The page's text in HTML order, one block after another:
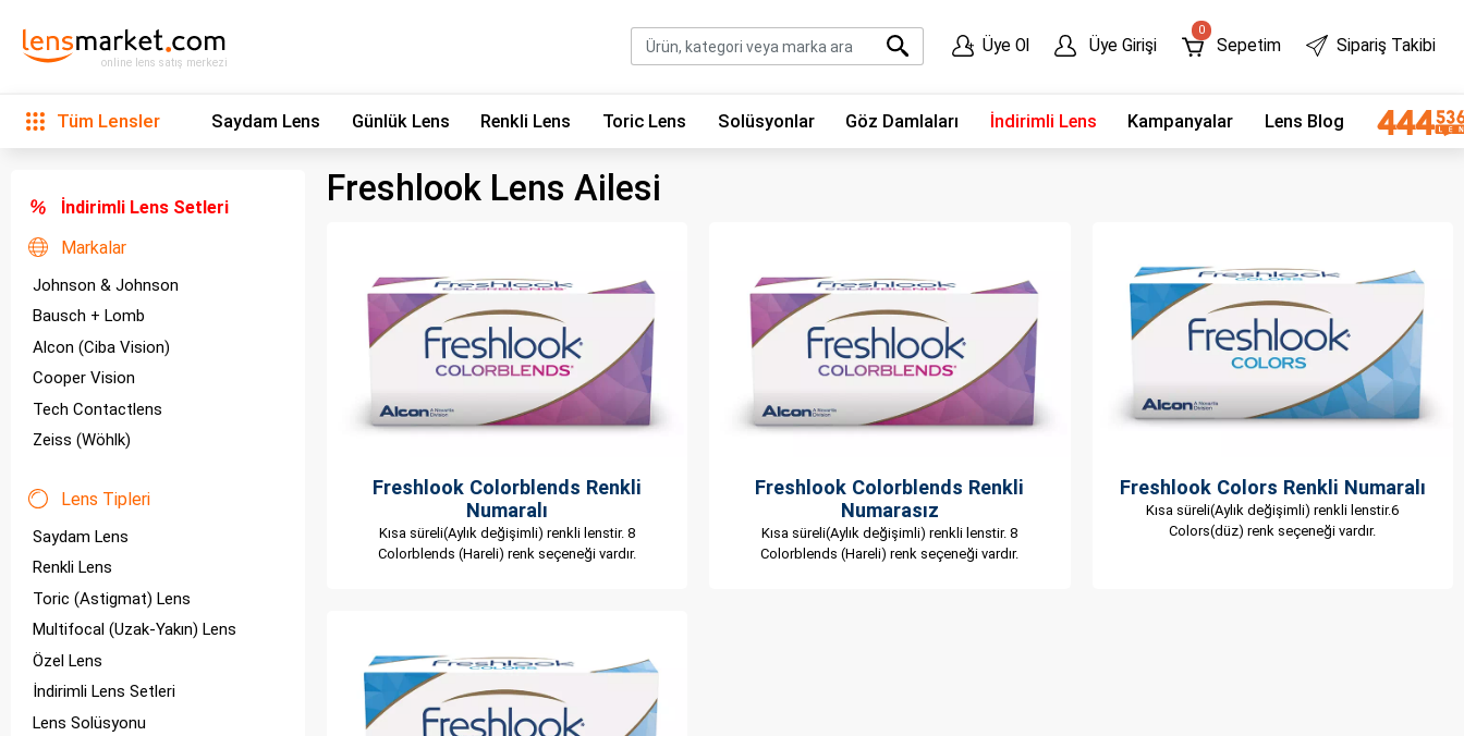
online lens satış merkezi
Üye Ol Üye Girişi
0
Sepetim Sipariş Takibi
Tüm Lensler Saydam Lens Günlük Lens Renkli Lens Toric Lens Solüsyonlar Göz Damlaları İndirimli Lens Kampanyalar Lens Blog
İndirimli Lens Setleri
Markalar
Johnson & Johnson
Bausch + Lomb
Alcon (Ciba Vision)
Cooper Vision
Tech Contactlens
Zeiss (Wöhlk)
Lens Tipleri
Saydam Lens
Renkli Lens
Toric (Astigmat) Lens
Multifocal (Uzak-Yakın) Lens
Özel Lens
İndirimli Lens Setleri
Lens Solüsyonu
Freshlook Lens Ailesi
Freshlook Colorblends Renkli
Numaralı
Kısa süreli(Aylık değişimli) renkli lenstir. 8
Colorblends (Hareli) renk seçeneği vardır.
Freshlook Colorblends Renkli
Numarasız
Kısa süreli(Aylık değişimli) renkli lenstir. 8
Colorblends (Hareli) renk seçeneği vardır.
Freshlook Colors Renkli Numaralı
Kısa süreli(Aylık değişimli) renkli lenstir.6
Colors(düz) renk seçeneği vardır.